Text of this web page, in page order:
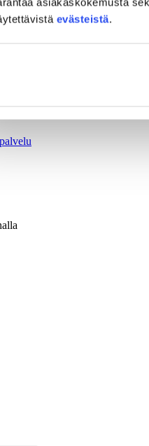
evästeistä.